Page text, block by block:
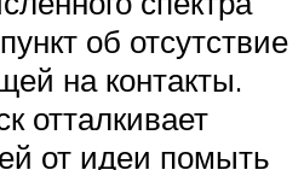
об отсутствие
на контакты.
отталкивает
от идеи помыть